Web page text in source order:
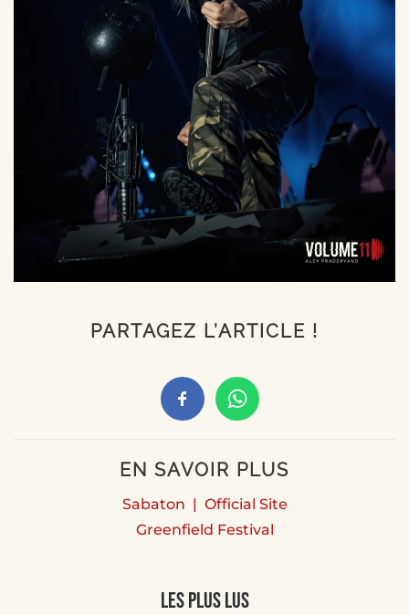
PARTAGEZ L’ARTICLE !
EN SAVOIR PLUS
Sabaton | Official Site
Greenfield Festival
Les plus lus